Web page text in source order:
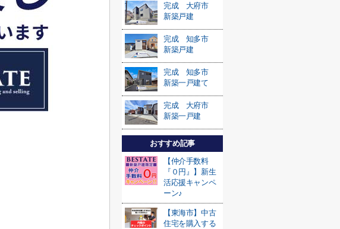
完成 大府市
新築戸建
完成 知多市
新築戸建
完成 知多市
新築一戸建て
完成 大府市
新築一戸建
おすすめ記事
【仲介手数料
『０円』】新生
活応援キャンペ
ーン♪
【東海市】中古
住宅を購入する